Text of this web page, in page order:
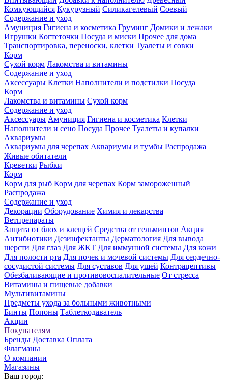
Комкующийся Кукурузный Силикагелевый Соевый
Содержание и уход
Амуниция Гигиена и косметика Груминг Домики и лежаки
Игрушки Когтеточки Посуда и миски Прочее для дома
Транспортировка, переноски, клетки Туалеты и совки
Корм
Сухой корм Лакомства и витамины
Содержание и уход
Аксессуары Клетки Наполнители и подстилки Посуда
Корм
Лакомства и витамины Сухой корм
Содержание и уход
Аксессуары Амуниция Гигиена и косметика Клетки
Наполнители и сено Посуда Прочее Туалеты и купалки
Аквариумы
Аквариумы для черепах Аквариумы и тумбы Распродажа
Живые обитатели
Креветки Рыбки
Корм
Корм для рыб Корм для черепах Корм замороженный
Распродажа
Содержание и уход
Декорации Оборудование Химия и лекарства
Ветпрепараты
Защита от блох и клещей Средства от гельминтов Акция
Антибиотики Дезинфектанты Дерматология Для вывода
шерсти Для глаз Для ЖКТ Для иммунной системы Для кожи
Для полости рта Для почек и мочевой системы Для сердечно-
сосудистой системы Для суставов Для ушей Контрацептивы
Обезбаливающие и противовоспалительные От стресса
Витамины и пищевые добавки
Мультивитамины
Предметы ухода за больными животными
Бинты Попоны Таблеткодаватель
Акции
Покупателям
Бренды Доставка Оплата
Флагманы
О компании
Магазины
Ваш город: